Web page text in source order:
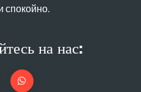
спокойно.
на нас: